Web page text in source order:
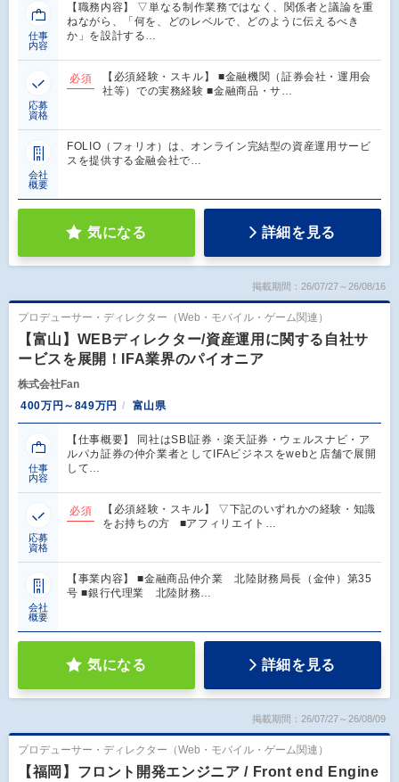
仕事
内容
【職務内容】 ▽単なる制作業務ではなく、関係者と議論を重
ねながら、「何を、どのレベルで、どのように伝えるべき
か」を設計する…
応募
資格
必須
【必須経験・スキル】 ■金融機関（証券会社・運用会
社等）での実務経験 ■金融商品・サ…
会社
概要
FOLIO（フォリオ）は、オンライン完結型の資産運用サービ
スを提供する金融会社で…
気になる 詳細を見る
掲載期間：26/07/27～26/08/16
プロデューサー・ディレクター（Web・モバイル・ゲーム関連）
【富山】WEBディレクター/資産運用に関する自社サ
ービスを展開！IFA業界のパイオニア
株式会社Fan
400万円～849万円
富山県
仕事
内容
【仕事概要】 同社はSBI証券・楽天証券・ウェルスナビ・ア
ルパカ証券の仲介業者としてIFAビジネスをwebと店舗で展開
して…
応募
資格
必須
【必須経験・スキル】 ▽下記のいずれかの経験・知識
をお持ちの方 ■アフィリエイト…
会社
概要
【事業内容】 ■金融商品仲介業 北陸財務局長（金仲）第35
号 ■銀行代理業 北陸財務…
気になる 詳細を見る
掲載期間：26/07/27～26/08/09
プロデューサー・ディレクター（Web・モバイル・ゲーム関連）
【福岡】フロント開発エンジニア / Front end Engine